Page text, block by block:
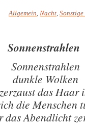
Allgemein, Nacht,
Sonnenstrahlen
Sonnenstrahlen
dunkle Wolken
das Haar
die Menschen
das Abendlicht